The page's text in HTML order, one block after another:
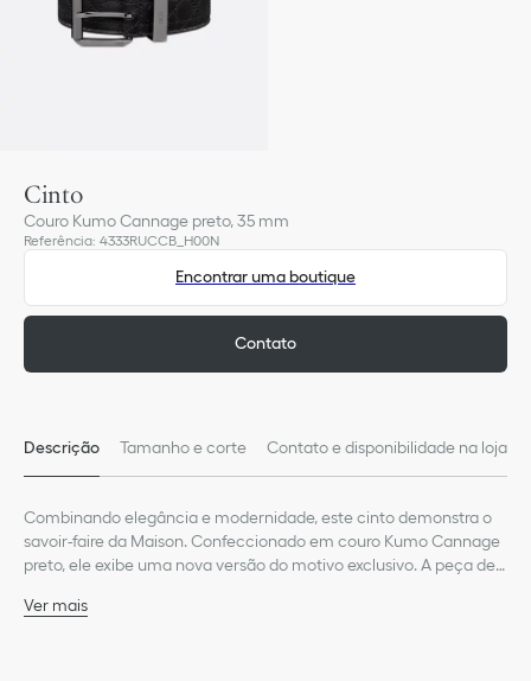
Cinto
Couro Kumo Cannage preto, 35 mm
Referência: 4333RUCCB_H00N
Encontrar uma boutique
Contato
Descrição Tamanho e corte Contato e disponibilidade na loja
Combinando elegância e modernidade, este cinto demonstra o
savoir-faire da Maison. Confeccionado em couro Kumo Cannage
preto, ele exibe uma nova versão do motivo exclusivo. A peça de
com acabamento em rutênio, podendo ser combinada com
Ver mais